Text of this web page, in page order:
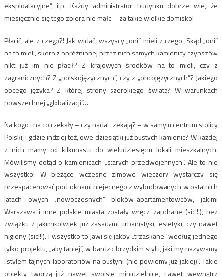
eksploatacyjne”, itp. Każdy administrator budynku dobrze wie, że
miesięcznie się tego zbiera nie mało – za takie wielkie domisko!
Płacić, ale z czego?! Jak widać, wszyscy „oni” mieli z czego. Skąd „oni”
na to mieli, skoro z opróżnionej przez nich samych kamienicy czynszów
nikt już im nie płacił? Z krajowych środków na to mieli, czy z
zagranicznych? Z „polskojęzycznych”, czy z „obcojęzycznych”? Jakiego
obcego języka? Z której strony szerokiego świata? W warunkach
powszechnej „globalizacji”…
Na kogo i na co czekały – czy nadal czekają? – w samym centrum stolicy
Polski, i gdzie indziej też, owe dziesiątki już pustych kamienic? W każdej
z nich mamy od kilkunastu do wieludziesięciu lokali mieszkalnych.
Mówiliśmy dotąd o kamienicach „starych przedwojennych”. Ale to nie
wszystko! W bieżące wczesne zimowe wieczory wystarczy się
przespacerować pod oknami niejednego z wybudowanych w ostatnich
latach owych „nowoczesnych” bloków-apartamentowców, jakimi
Warszawa i inne polskie miasta zostały wręcz zapchane (sic!!!), bez
związku z jakimikolwiek już zasadami urbanistyki, estetyki, czy nawet
higieny (sic!!!). I wszystko to jawi się jakby „trzaskane” według jednego
tylko projektu, „aby taniej”, w bardzo brzydkim stylu, jaki my nazywamy
„stylem tajnych laboratoriów na pustyni (nie powiemy już jakiej)”. Takie
obiekty tworzą już nawet swoiste minidzielnice, nawet wewnątrz